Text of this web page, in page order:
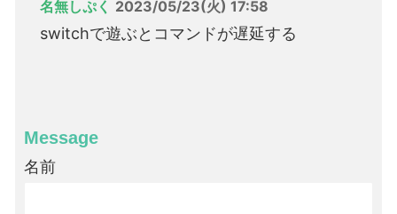
名無しぷく 2023/05/23(火) 17:58
switchで遊ぶとコマンドが遅延する
Message
名前